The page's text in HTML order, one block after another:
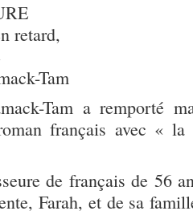
retard,
Tam
Tam a remporté
français avec « la
de français de 56
Farah, et de sa